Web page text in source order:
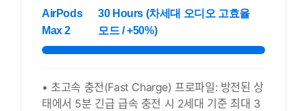
AirPods
Max 2
30 Hours (차세대 오디오 고효율
모드 / +50%)
• 초고속 충전(Fast Charge) 프로파일: 방전된 상
태에서 5분 긴급 급속 충전 시 2세대 기준 최대 3